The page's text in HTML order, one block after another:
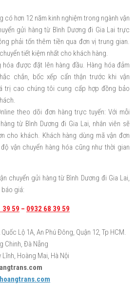
có hơn 12 năm kinh nghiệm trong ngành vận
gửi hàng từ Bình Dương đi Gia Lai trực
phải tốn thêm tiền qua đơn vị trung gian.
tiết kiệm nhất cho khách hàng.
hóa được đặt lên hàng đầu. Hàng hóa đảm
chắn, bốc xếp cẩn thận trước khi vận
trị cao chúng tôi cung cấp hợp đồng bảo
theo dõi đơn hàng trực tuyến: Với mỗi
từ Bình Dương đi Gia Lai, nhân viên sẽ
cho khách. Khách hàng dùng mã vận đơn
vận chuyển hàng hóa cũng như thời gian
chuyển gửi hàng từ Bình Dương đi Gia Lai,
giá:
39 59 – 0932 68 39 59
Lộ 1A, An Phú Đông, Quận 12, Tp HCM.
Chinh, Đà Nẵng
Lĩnh, Hoàng Mai, Hà Nội